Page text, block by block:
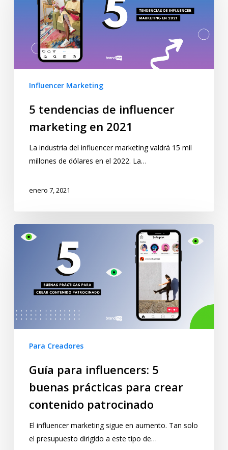
Influencer Marketing
5 tendencias de influencer
marketing en 2021
La industria del influencer marketing valdrá 15 mil
millones de dólares en el 2022. La…
enero 7, 2021
Para Creadores
Guía para influencers: 5
buenas prácticas para crear
contenido patrocinado
El influencer marketing sigue en aumento. Tan solo
el presupuesto dirigido a este tipo de…